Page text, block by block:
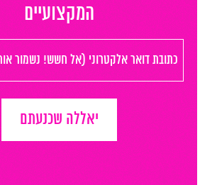
המקצועיים